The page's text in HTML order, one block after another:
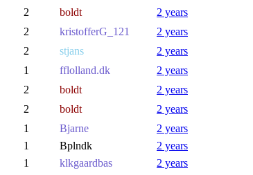
2 boldt
2 years
2 kristofferG_121
2 years
2 stjans
2 years
1 fflolland.dk
2 years
2 boldt
2 years
2 boldt
2 years
1 Bjarne
2 years
1 Bplndk
2 years
1 klkgaardbas
2 years